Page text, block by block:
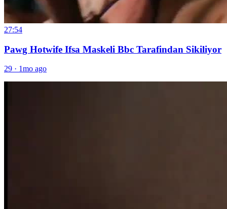
27:54
Pawg Hotwife Ifsa Maskeli Bbc Tarafindan Sikiliyor
29 · 1mo ago